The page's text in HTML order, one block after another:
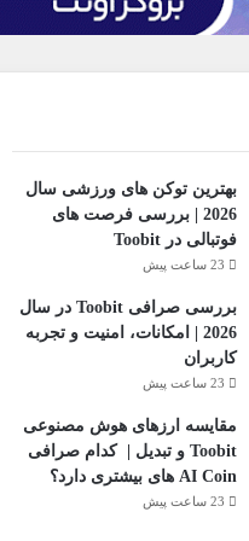
بهترین توکن های ورزشی سال
2026 | بررسی فرصت های
فوتبالی در Toobit
23 ساعت پیش
بررسی صرافی Toobit در سال
2026 | امکانات، امنیت و تجربه
کاربران
23 ساعت پیش
مقایسه ارزهای هوش مصنوعی
Toobit و تبدیل | کدام صرافی
AI Coin های بیشتری دارد؟
23 ساعت پیش